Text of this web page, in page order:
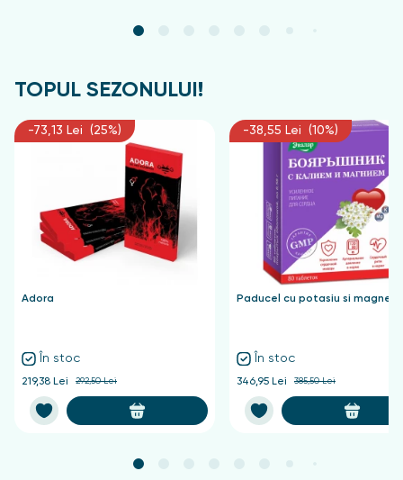
TOPUL SEZONULUI!
-73,13 Lei (25%)
Adora
În stoc
219,38 Lei 292,50 Lei
-38,55 Lei (10%)
Paducel cu potasiu si
În stoc
346,95 Lei 385,50 Lei